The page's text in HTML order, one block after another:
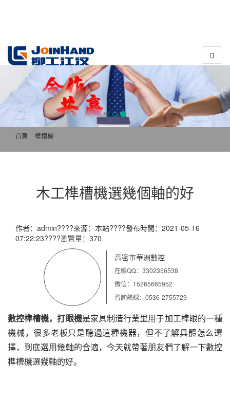
首頁 榫槽機
木工榫槽機選幾個軸的好
作者：admin????來源：本站????發布時間：2021-05-16
07:22:23????瀏覽量：370
高密市華洲數控
在線QQ：3302356538
微信：15265665952
咨詢熱線：0536-2755729
數控榫槽機，打眼機是家具制造行業里用于加工榫眼的一種
機械，很多老板只是聽過這種機器，但不了解具體怎么選
擇，到底選用幾軸的合適，今天就帶著朋友們了解一下數控
榫槽機選幾軸的好。